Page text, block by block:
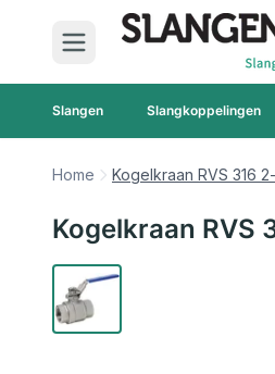
Ga naar de inhoud
Slangen Slangkoppelingen
Home Kogelkraan RVS 316
Kogelkraan RVS